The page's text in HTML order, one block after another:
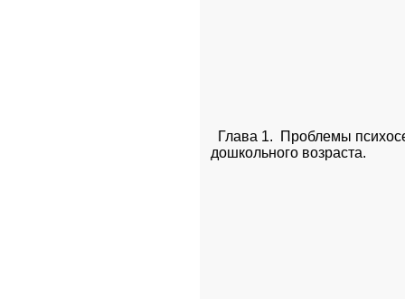
Глава 1.  Проблемы
дошкольного возраста.